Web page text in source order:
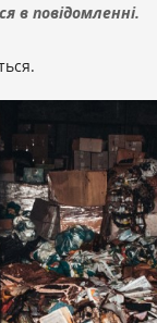
в повідомленні.